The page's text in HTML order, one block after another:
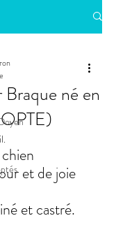
né en
et de joie
et castré.